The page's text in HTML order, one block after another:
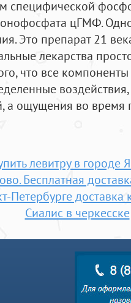
специфической
цГМФ.
Это препарат 21
лекарства
что все
а ощущения во время
левитру в городе
Бесплатная
Петербурге доставка
Сиалис в черкесске